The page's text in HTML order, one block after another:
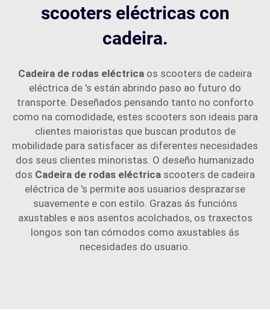
scooters eléctricas con
cadeira.
Cadeira de rodas eléctrica os scooters de cadeira
eléctrica de 's están abrindo paso ao futuro do
transporte. Deseñados pensando tanto no conforto
como na comodidade, estes scooters son ideais para
clientes maioristas que buscan produtos de
mobilidade para satisfacer as diferentes necesidades
dos seus clientes minoristas. O deseño humanizado
dos Cadeira de rodas eléctrica scooters de cadeira
eléctrica de 's permite aos usuarios desprazarse
suavemente e con estilo. Grazas ás funcións
axustables e aos asentos acolchados, os traxectos
longos son tan cómodos como axustables ás
necesidades do usuario.